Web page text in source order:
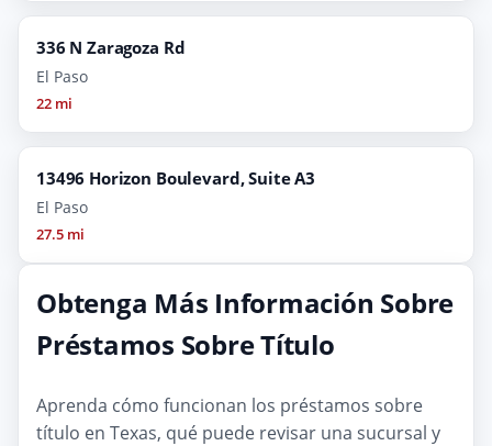
336 N Zaragoza Rd
El Paso
22 mi
13496 Horizon Boulevard, Suite A3
El Paso
27.5 mi
Obtenga Más Información Sobre
Préstamos Sobre Título
Aprenda cómo funcionan los préstamos sobre
título en Texas, qué puede revisar una sucursal y